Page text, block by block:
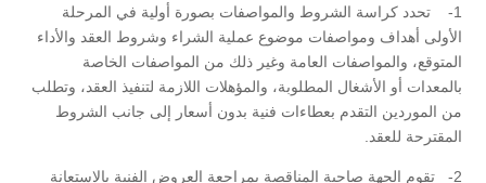
1- تحدد كراسة الشروط والمواصفات بصورة أولية في المرحلة
الأولى أهداف ومواصفات موضوع عملية الشراء وشروط العقد والأداء
المتوقع، والمواصفات العامة وغير ذلك من المواصفات الخاصة
بالمعدات أو الأشغال المطلوبة، والمؤهلات اللازمة لتنفيذ العقد، وتطلب
من الموردين التقدم بعطاءات فنية بدون أسعار إلى جانب الشروط
المقترحة للعقد.
2- تقوم الجهة صاحبة المناقصة بمراجعة العروض الفنية بالاستعانة